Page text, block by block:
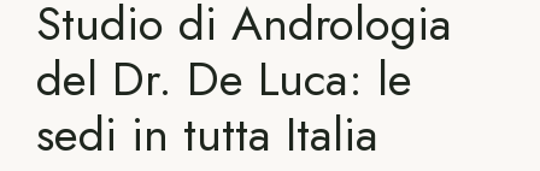
Studio di Andrologia
del Dr. De Luca: le
sedi in tutta Italia